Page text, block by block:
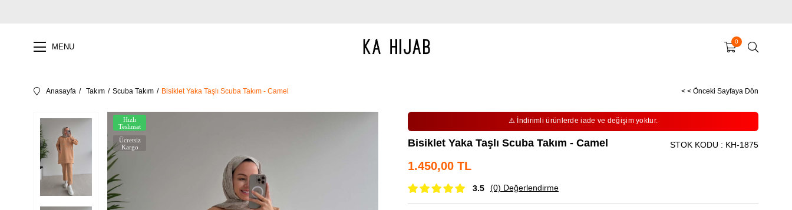
MENU
0
Anasayfa Takım Scuba Takım Bisiklet Yaka Taşlı Scuba Takım - Camel < < Önceki Sayfaya Dön
Ücretsiz
Kargo
Hızlı
Teslimat
⚠️ İndirimli ürünlerde iade ve değişim yoktur.
Bisiklet Yaka Taşlı Scuba Takım - Camel STOK KODU KH-1875
1.450,00 TL
3.5 (0) Değerlendirme